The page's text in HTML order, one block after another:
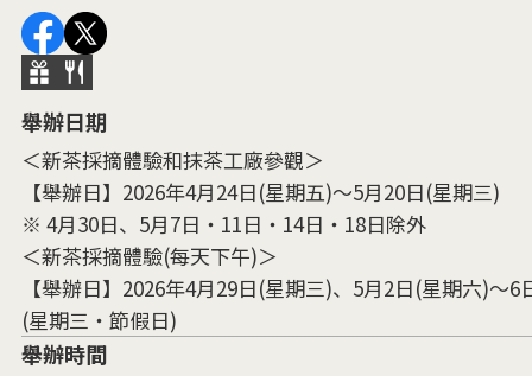
舉辦日期
＜新茶採摘體驗和抹茶工廠參觀＞
【舉辦日】2026年4月24日(星期五)～5月20日(星期三)
※ 4月30日、5月7日・11日・14日・18日除外
＜新茶採摘體驗(每天下午)＞
【舉辦日】2026年4月29日(星期三)、5月2日(星期六)～6
(星期三・節假日)
舉辦時間